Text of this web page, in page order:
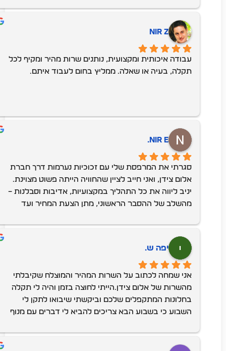
Nir Z
עבודה איכותית ומקצועית, נותנים שרות מהיר ומקיף לכל
תקלה, בעיה או שאלה. ממליץ בחום לעבוד איתם.
Nir E.
סגרתי את המרפסת שלי עם זכוכיות נערמות דרך חברת
אלום צידן, ואני חייב לציין שהחוויה הייתה פשוט מצוינת.
יניב ליווה את כל התהליך במקצועיות, אדיבות וסבלנות –
מהשלב של ההסבר הראשוני, מתן הצעת המחיר ועד
הקפדה על גימורים, ניקיון ודיוק בזמנים. המערכת של
שמגיעים בזמן, עומדים במילה שלהם ופשוט עושים עבודה
טובה בלי משחקים. ממליץ עליהם בחום!
יפה ש.
אני שמחה לכתוב על השרות המהיר והמוצלח שקיבלתי
מהשרות של אלום צידן.הייתי לחוצה בזמן והיה לי תקלה
בחלונות המתקפלים שלכם וביקשתי שיבואו לתקן לי
השבוע כי בשבוע הבא צריכים להביא לי דברים עם מנוף
לחוצים כי אנשים במילואים ולמרות הכל היא סידרה לי